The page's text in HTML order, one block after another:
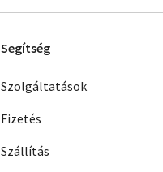
Segítség
Szolgáltatások
Fizetés
Szállítás